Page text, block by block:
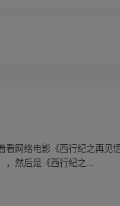
看网络电影《西行纪之再
，然后是《西行纪之...